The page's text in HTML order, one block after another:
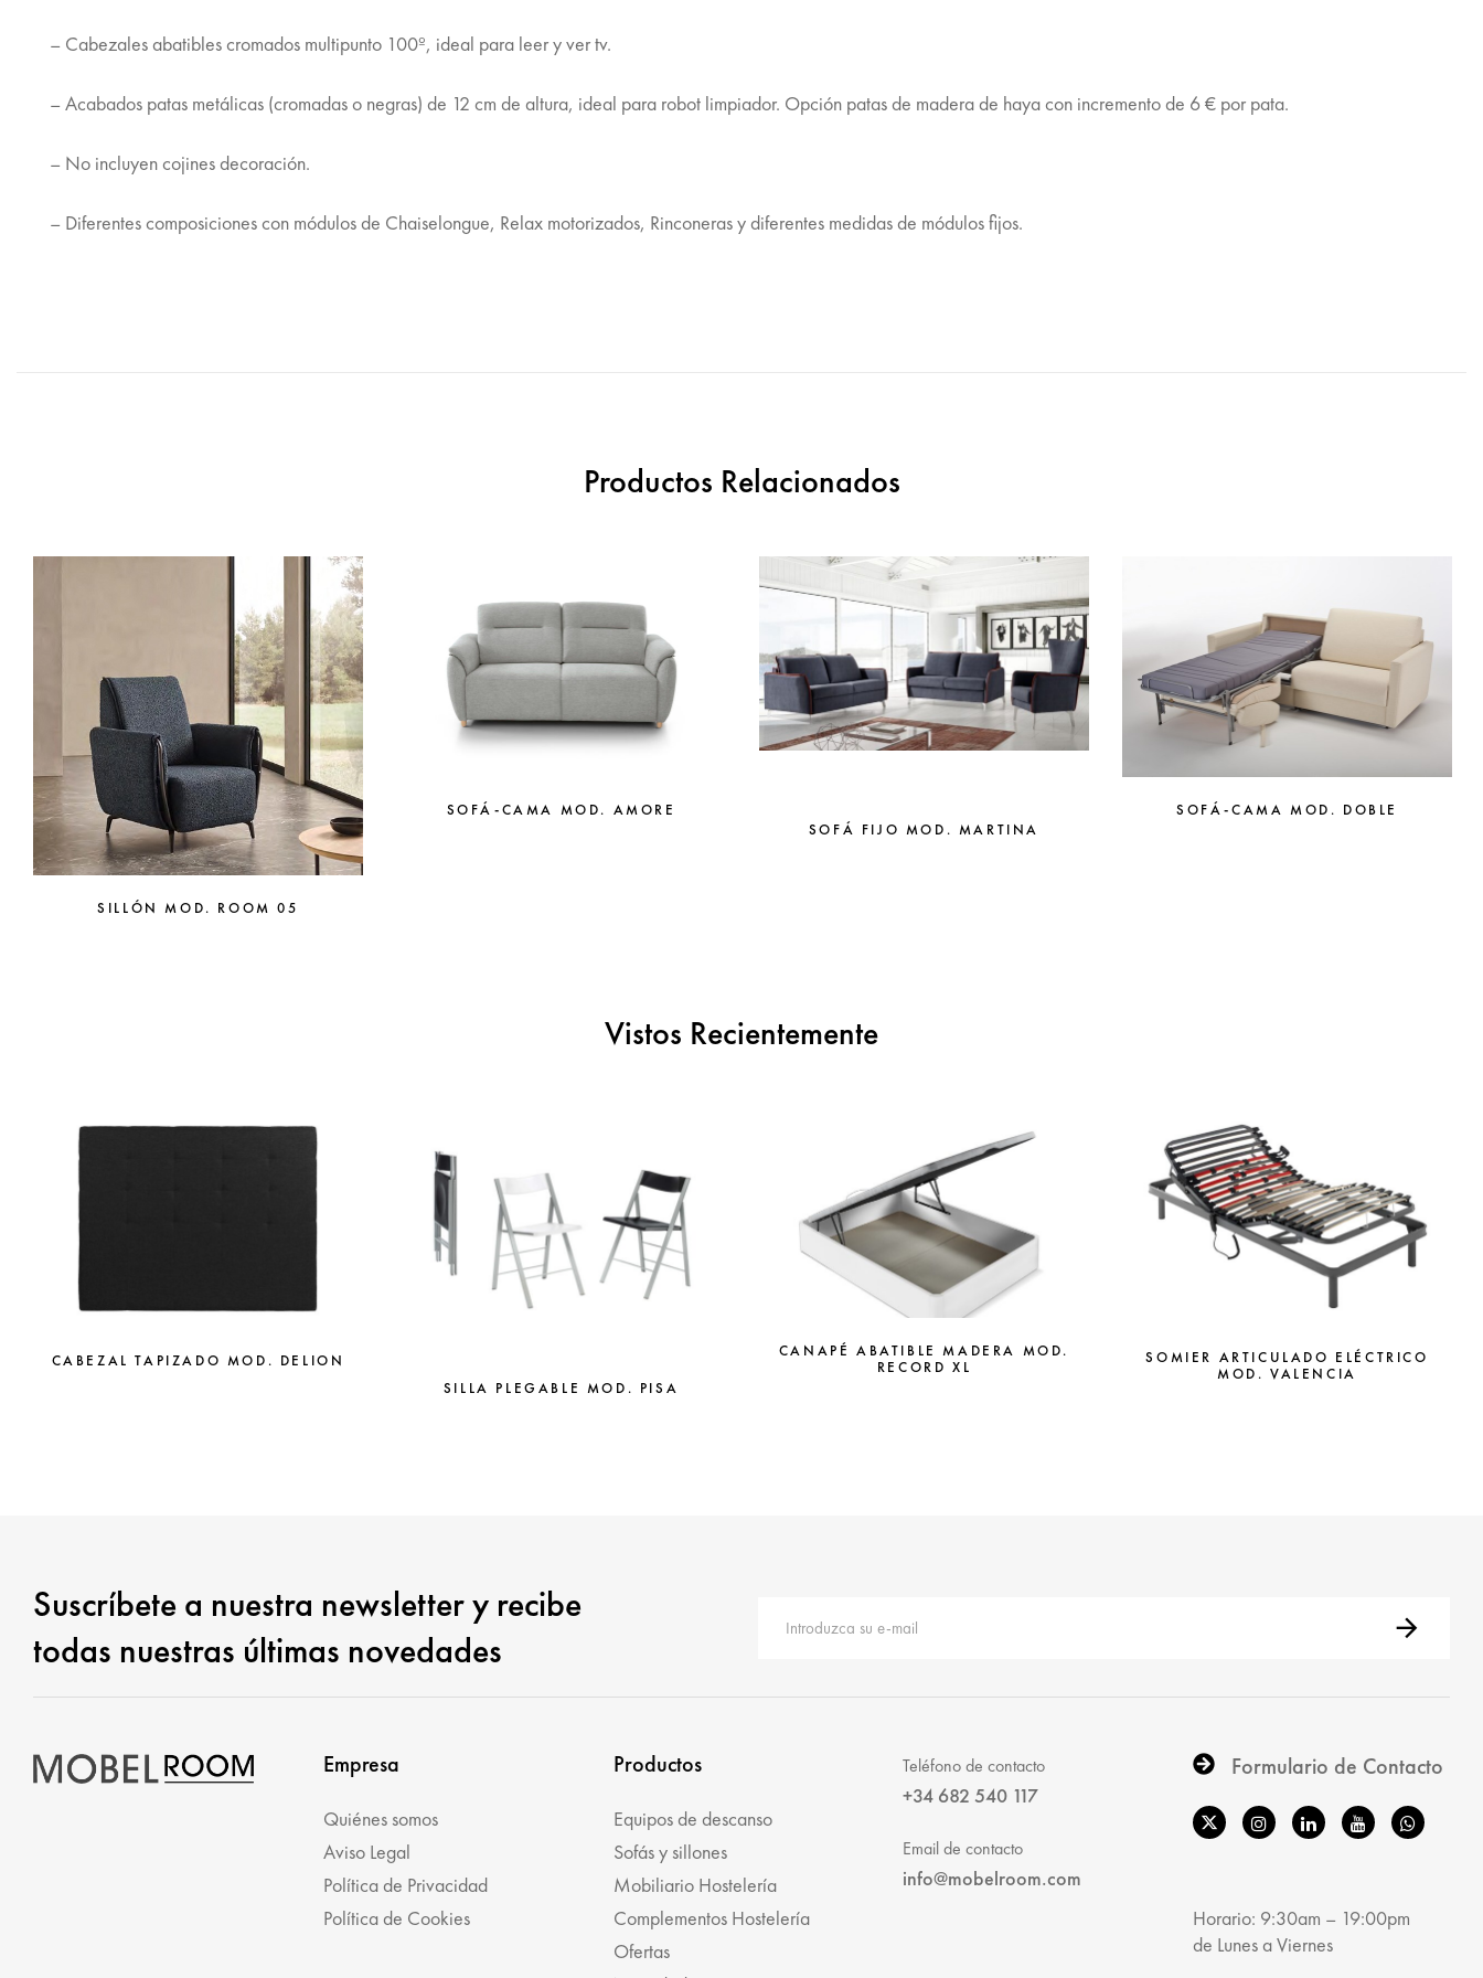
– Cabezales abatibles cromados multipunto 100º, ideal para leer y ver tv.
– Acabados patas metálicas (cromadas o negras) de 12 cm de altura, ideal para robot limpiador. Opción patas de madera de haya con incremento de 6 € por pata.
– No incluyen cojines decoración.
– Diferentes composiciones con módulos de Chaiselongue, Relax motorizados, Rinconeras y diferentes medidas de módulos fijos.
Productos Relacionados
SILLÓN MOD. ROOM 05
SOFÁ-CAMA MOD. AMORE
SOFÁ FIJO MOD. MARTINA
SOFÁ-CAMA MOD. DOBLE
Vistos Recientemente
CABEZAL TAPIZADO MOD. DELION
SILLA PLEGABLE MOD. PISA
CANAPÉ ABATIBLE MADERA MOD.
RECORD XL
SOMIER ARTICULADO ELÉCTRICO
MOD. VALENCIA
Suscríbete a nuestra newsletter y recibe
todas nuestras últimas novedades
Empresa
Quiénes somos
Aviso Legal
Política de Privacidad
Política de Cookies
Productos
Equipos de descanso
Sofás y sillones
Mobiliario Hostelería
Complementos Hostelería
Ofertas
Teléfono de contacto
+34 682 540 117
Email de contacto
info@mobelroom.com
Formulario de Contacto
Horario: 9:30am – 19:00pm
de Lunes a Viernes